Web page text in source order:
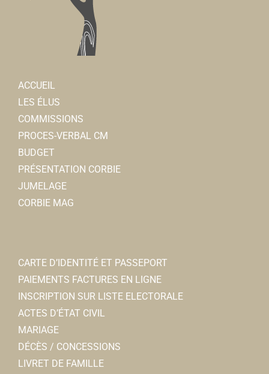
ACCUEIL
LES ÉLUS
COMMISSIONS
PROCES-VERBAL CM
BUDGET
PRÉSENTATION CORBIE
JUMELAGE
CORBIE MAG
CARTE D’IDENTITÉ ET PASSEPORT
PAIEMENTS FACTURES EN LIGNE
INSCRIPTION SUR LISTE ELECTORALE
ACTES D’ÉTAT CIVIL
MARIAGE
DÉCÈS / CONCESSIONS
LIVRET DE FAMILLE